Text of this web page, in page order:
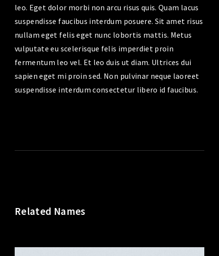
leo. Eget dolor morbi non arcu risus quis. Quam lacus
suspendisse faucibus interdum posuere. Sit amet risus
nullam eget felis eget nunc lobortis mattis. Metus
vulputate eu scelerisque felis imperdiet proin
fermentum leo vel. Et leo duis ut diam. Ultrices dui
sapien eget mi proin sed. Non pulvinar neque laoreet
suspendisse interdum consectetur libero id faucibus.
Related Names